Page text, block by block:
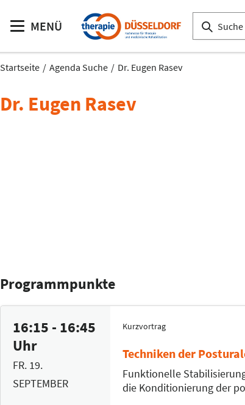
MENÜ
Startseite Agenda Suche Dr. Eugen Rasev
Dr. Eugen Rasev
Programmpunkte
16:15 - 16:45
Uhr
FR. 19.
SEPTEMBER
Kurzvortrag
Techniken der
Funktionelle
die Konditionierung der